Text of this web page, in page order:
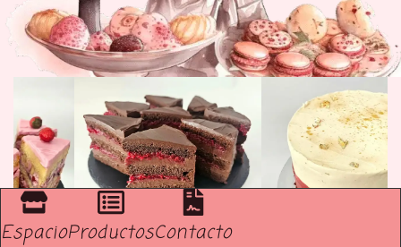
EspacioProductosContacto